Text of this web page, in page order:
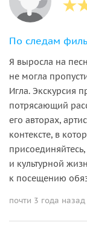
По следам
Я выросла на
не могла
Игла. Экскурсия
потрясающий
его авторах,
контексте, в
и культурной
к посещению
почти 3 года назад